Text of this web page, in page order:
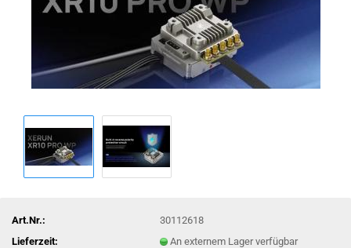
Art.Nr.:
30112618
Lieferzeit:
An externem Lager verfügbar